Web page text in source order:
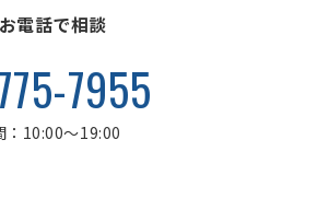
電話で相談
7955
：10:00～19:00